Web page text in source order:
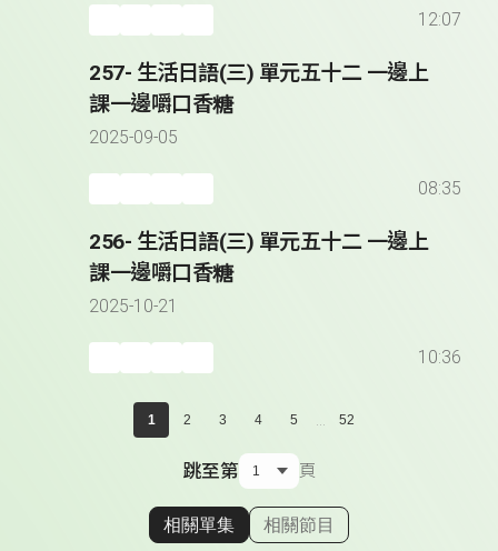
12:07
257- 生活日語(三) 單元五十二 一邊上
課一邊嚼口香糖
2025-09-05
08:35
256- 生活日語(三) 單元五十二 一邊上
課一邊嚼口香糖
2025-10-21
10:36
1 2 3 4 5 ... 52
跳至第 頁
顯示相關單集
相關單集 相關節目